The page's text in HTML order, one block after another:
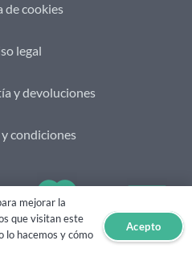
de cookies
legal
y devoluciones
condiciones
Web creada poreHidra
mejorar la
que visitan este
lo hacemos y cómo
Acepto